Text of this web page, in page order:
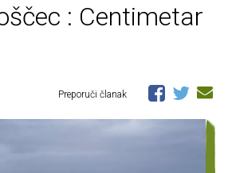
: Centimetar
Preporuči članak